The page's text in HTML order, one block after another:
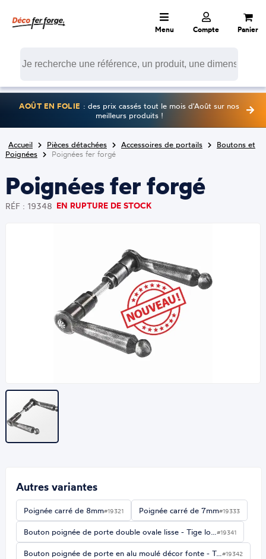
Menu Compte Panier
AOÛT EN FOLIE : des prix cassés tout le mois d'Août sur nos
meilleurs produits !
Accueil Pièces détachées Accessoires de portails
Boutons et
Poignées
Poignées fer forgé
Poignées fer forgé
RÉF : 19348 EN RUPTURE DE STOCK
Autres variantes
Poignée carré de 8mm#19321 Poignée carré de 7mm#19333
Bouton poignée de porte double ovale lisse - Tige lo…#19341
Bouton poignée de porte en alu moulé décor fonte - T…#19342